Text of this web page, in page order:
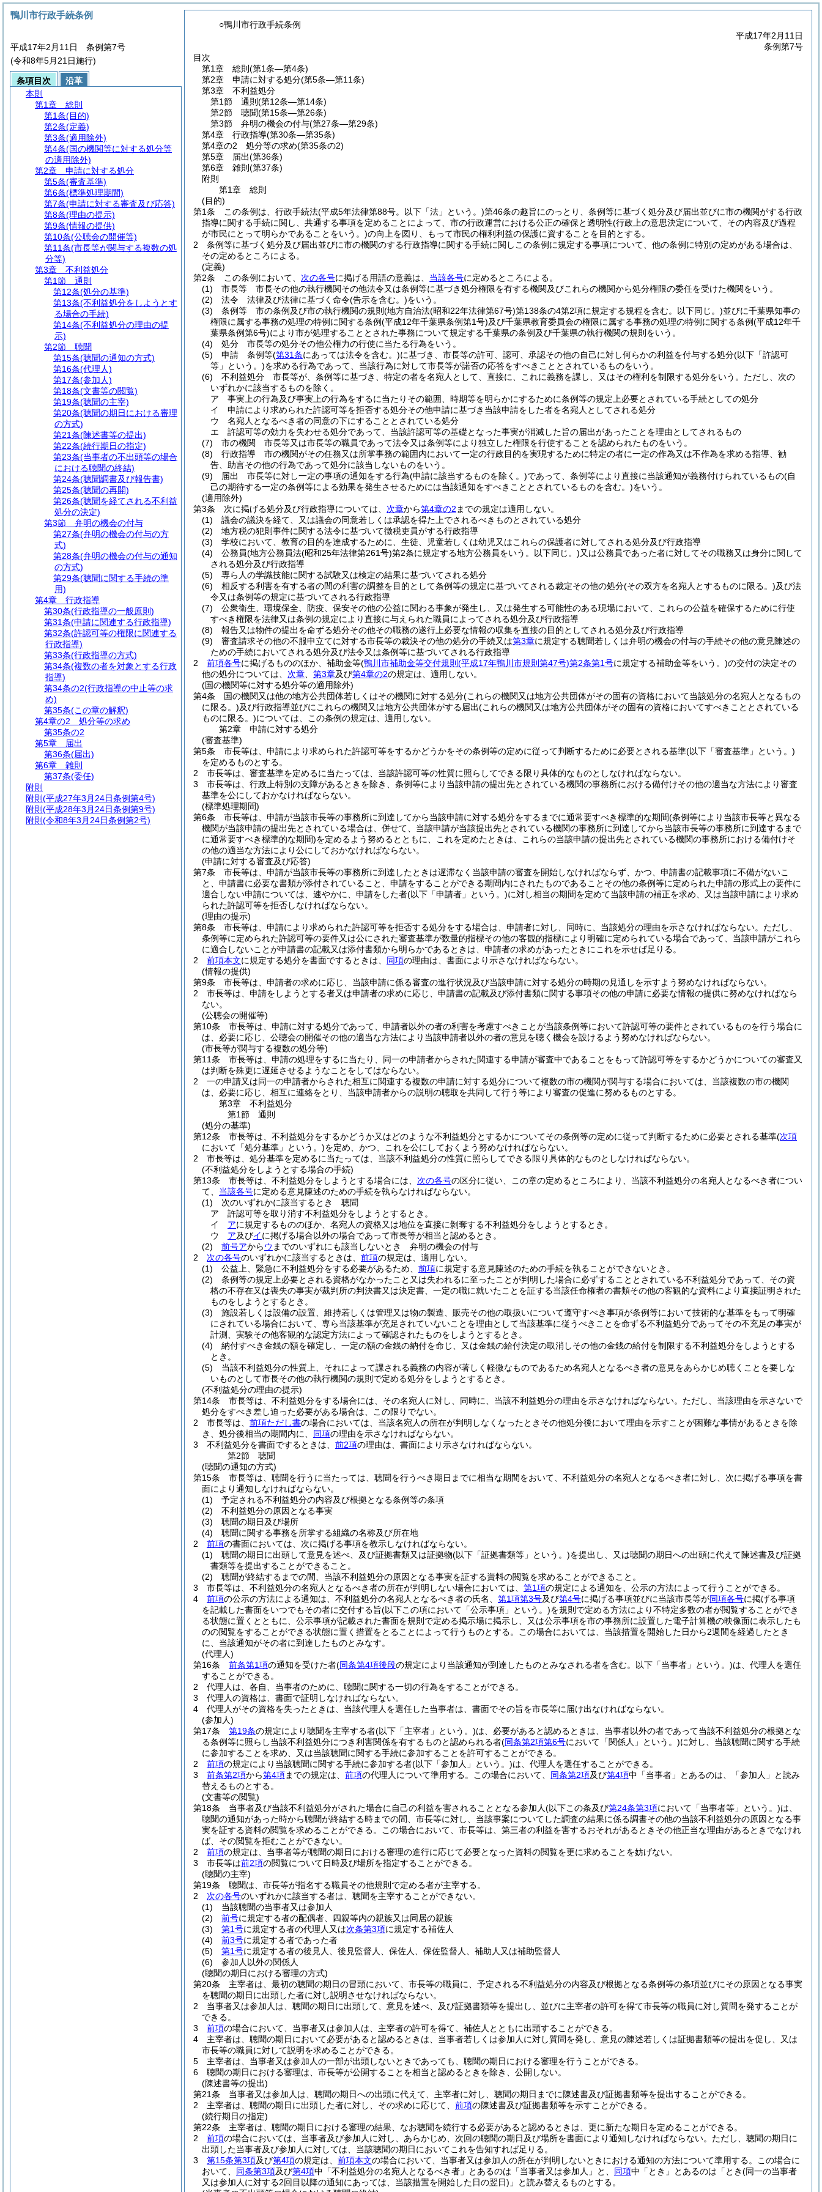
○鴨川市行政手続条例
平成17年2月11日
条例第7号
目次
第1章
総則 (第1条―第4条)
第2章
申請に対する処分(第5条―第11条)
第3章
不利益処分
第1節
通則 (第12条―第14条)
第2節
聴聞(第15条―第26条)
第3節
弁明の機会の付与(第27条―第29条)
第4章
行政指導(第30条―第35条)
第4章の2
処分等の求め(第35条の2)
第5章
届出(第36条)
第6章
雑則 (第37条)
附則
第1章
総則
(目的)
第1条
この条例は、行政手続法(平成5年法律第88号。以下「法」という。)第46条の趣旨にのっとり、条例等に基づく処分及び届出並びに市の機関がする行政
指導に関する手続に関し、共通する事項を定めることによって、市の行政運営における公正の確保と透明性(行政上の意思決定について、その内容及び過程
が市民にとって明らかであることをいう。)の向上を図り、もって市民の権利利益の保護に資することを目的とする。
2
条例等に基づく処分及び届出並びに市の機関のする行政指導に関する手続に関しこの条例に規定する事項について、他の条例に特別の定めがある場合は、
その定めるところによる。
(定義)
第2条
この条例において、 次の各号に掲げる用語の意義は、 当該各号に定めるところによる。
(1)
市長等 市長その他の執行機関その他法令又は条例等に基づき処分権限を有する機関及びこれらの機関から処分権限の委任を受けた機関をいう。
(2)
法令 法律及び法律に基づく命令(告示を含む。)をいう。
(3)
条例等 市の条例及び市の執行機関の規則 (地方自治法(昭和22年法律第67号)第138条の4第2項に規定する規程を含む。以下同じ。)並びに千葉県知事の
権限に属する事務の処理の特例に関する条例(平成12年千葉県条例第1号)及び千葉県教育委員会の権限に属する事務の処理の特例に関する条例(平成12年千
葉県条例第6号)により市が処理することとされた事務について規定する千葉県の条例及び千葉県の執行機関の規則をいう。
(4)
処分 市長等の処分その他公権力の行使に当たる行為をいう。
(5)
申請 条例等(第31条にあっては法令を含む。)に基づき、市長等の許可、認可、承認その他の自己に対し何らかの利益を付与する処分(以下「許認可
等」という。)を求める行為であって、当該行為に対して市長等が諾否の応答をすべきこととされているものをいう。
(6)
不利益処分 市長等が、条例等に基づき、特定の者を名宛人として、直接に、これに義務を課し、又はその権利を制限する処分をいう。 ただし、次の
いずれかに該当するものを除く。
ア
事実上の行為及び事実上の行為をするに当たりその範囲、時期等を明らかにするために条例等の規定上必要とされている手続としての処分
イ
申請により求められた許認可等を拒否する処分その他申請に基づき当該申請をした者を名宛人としてされる処分
ウ
名宛人となるべき者の同意の下にすることとされている処分
エ
許認可等の効力を失わせる処分であって、当該許認可等の基礎となった事実が消滅した旨の届出があったことを理由としてされるもの
(7)
市の機関 市長等又は市長等の職員であって法令又は条例等により独立した権限を行使することを認められたものをいう。
(8)
行政指導 市の機関がその任務又は所掌事務の範囲内において一定の行政目的を実現するために特定の者に一定の作為又は不作為を求める指導、勧
告、助言その他の行為であって処分に該当しないものをいう。
(9)
届出 市長等に対し一定の事項の通知をする行為(申請に該当するものを除く。)であって、条例等により直接に当該通知が義務付けられているもの(自
己の期待する一定の条例等による効果を発生させるためには当該通知をすべきこととされているものを含む。)をいう。
(適用除外)
第3条
次に掲げる処分及び行政指導については、 次章から第4章の2 までの規定は適用しない。
(1)
議会の議決を経て、又は議会の同意若しくは承認を得た上でされるべきものとされている処分
(2)
地方税の犯則事件に関する法令に基づいて徴税吏員がする行政指導
(3)
学校において、教育の目的を達成するために、生徒、児童若しくは幼児又はこれらの保護者に対してされる処分及び行政指導
(4)
公務員(地方公務員法(昭和25年法律第261号)第2条に規定する地方公務員をいう。以下同じ。)又は公務員であった者に対してその職務又は身分に関して
される処分及び行政指導
(5)
専ら人の学識技能に関する試験又は検定の結果に基づいてされる処分
(6)
相反する利害を有する者の間の利害の調整を目的として条例等の規定に基づいてされる裁定その他の処分(その双方を名宛人とするものに限る。)及び法
令又は条例等の規定に基づいてされる行政指導
(7)
公衆衛生、環境保全、防疫、保安その他の公益に関わる事象が発生し、又は発生する可能性のある現場において、これらの公益を確保するために行使
すべき権限を法律又は条例の規定により直接に与えられた職員によってされる処分及び行政指導
(8)
報告又は物件の提出を命ずる処分その他その職務の遂行上必要な情報の収集を直接の目的としてされる処分及び行政指導
(9)
審査請求その他の不服申立てに対する市長等の裁決その他の処分の手続又は第3章に規定する聴聞若しくは弁明の機会の付与の手続その他の意見陳述の
ための手続においてされる処分及び法令又は条例等に基づいてされる行政指導
2
前項各号に掲げるもののほか、補助金等(鴨川市補助金等交付規則 (平成17年鴨川市規則第47号)第2条第1号に規定する補助金等をいう。)の交付の決定その
他の処分については、 次章 第3章及び第4章の2の規定は、適用しない。
(国の機関等に対する処分等の適用除外)
第4条
国の機関又は他の地方公共団体若しくはその機関に対する処分(これらの機関又は地方公共団体がその固有の資格において当該処分の名宛人となるもの
に限る。)及び行政指導並びにこれらの機関又は地方公共団体がする届出(これらの機関又は地方公共団体がその固有の資格においてすべきこととされている
ものに限る。)については、この条例の規定は、適用しない。
第2章
申請に対する処分
(審査基準)
第5条
市長等は、申請により求められた許認可等をするかどうかをその条例等の定めに従って判断するために必要とされる基準(以下「審査基準」という。)
を定めるものとする。
2
市長等は、審査基準を定めるに当たっては、当該許認可等の性質に照らしてできる限り具体的なものとしなければならない。
3
市長等は、行政上特別の支障があるときを除き、条例等により当該申請の提出先とされている機関の事務所における備付けその他の適当な方法により審査
基準を公にしておかなければならない。
(標準処理期間)
第6条
市長等は、申請が当該市長等の事務所に到達してから当該申請に対する処分をするまでに通常要すべき標準的な期間(条例等により当該市長等と異なる
機関が当該申請の提出先とされている場合は、併せて、当該申請が当該提出先とされている機関の事務所に到達してから当該市長等の事務所に到達するまで
に通常要すべき標準的な期間)を定めるよう努めるとともに、これを定めたときは、これらの当該申請の提出先とされている機関の事務所における備付けそ
の他の適当な方法により公にしておかなければならない。
(申請に対する審査及び応答)
第7条
市長等は、申請が当該市長等の事務所に到達したときは遅滞なく当該申請の審査を開始しなければならず、かつ、申請書の記載事項に不備がないこ
と、申請書に必要な書類が添付されていること、申請をすることができる期間内にされたものであることその他の条例等に定められた申請の形式上の要件に
適合しない申請については、速やかに、申請をした者(以下「申請者」という。)に対し相当の期間を定めて当該申請の補正を求め、又は当該申請により求め
られた許認可等を拒否しなければならない。
(理由の提示)
第8条
市長等は、申請により求められた許認可等を拒否する処分をする場合は、申請者に対し、同時に、当該処分の理由を示さなければならない。 ただし、
条例等に定められた許認可等の要件又は公にされた審査基準が数量的指標その他の客観的指標により明確に定められている場合であって、当該申請がこれら
に適合しないことが申請書の記載又は添付書類から明らかであるときは、申請者の求めがあったときにこれを示せば足りる。
2
前項本文に規定する処分を書面でするときは、 同項の理由は、書面により示さなければならない。
(情報の提供)
第9条
市長等は、申請者の求めに応じ、当該申請に係る審査の進行状況及び当該申請に対する処分の時期の見通しを示すよう努めなければならない。
2
市長等は、申請をしようとする者又は申請者の求めに応じ、申請書の記載及び添付書類に関する事項その他の申請に必要な情報の提供に努めなければなら
ない。
(公聴会の開催等)
第10条
市長等は、申請に対する処分であって、申請者以外の者の利害を考慮すべきことが当該条例等において許認可等の要件とされているものを行う場合に
は、必要に応じ、公聴会の開催その他の適当な方法により当該申請者以外の者の意見を聴く機会を設けるよう努めなければならない。
(市長等が関与する複数の処分等)
第11条
市長等は、申請の処理をするに当たり、同一の申請者からされた関連する申請が審査中であることをもって許認可等をするかどうかについての審査又
は判断を殊更に遅延させるようなことをしてはならない。
2
一の申請又は同一の申請者からされた相互に関連する複数の申請に対する処分について複数の市の機関が関与する場合においては、当該複数の市の機関
は、必要に応じ、相互に連絡をとり、当該申請者からの説明の聴取を共同して行う等により審査の促進に努めるものとする。
第3章
不利益処分
第1節
通則
(処分の基準)
第12条
市長等は、不利益処分をするかどうか又はどのような不利益処分とするかについてその条例等の定めに従って判断するために必要とされる基準(次項
において「処分基準」という。)を定め、かつ、これを公にしておくよう努めなければならない。
2
市長等は、処分基準を定めるに当たっては、当該不利益処分の性質に照らしてできる限り具体的なものとしなければならない。
(不利益処分をしようとする場合の手続)
第13条
市長等は、不利益処分をしようとする場合には、 次の各号の区分に従い、この章の定めるところにより、当該不利益処分の名宛人となるべき者につい
て、 当該各号に定める意見陳述のための手続を執らなければならない。
(1)
次のいずれかに該当するとき 聴聞
ア
許認可等を取り消す不利益処分をしようとするとき。
イ
アに規定するもののほか、名宛人の資格又は地位を直接に剝奪する不利益処分をしようとするとき。
ウ
ア及びイに掲げる場合以外の場合であって市長等が相当と認めるとき。
(2)
前号アからウ までのいずれにも該当しないとき 弁明の機会の付与
2
次の各号のいずれかに該当するときは、 前項の規定は、適用しない。
(1)
公益上、緊急に不利益処分をする必要があるため、 前項に規定する意見陳述のための手続を執ることができないとき。
(2)
条例等の規定上必要とされる資格がなかったこと又は失われるに至ったことが判明した場合に必ずすることとされている不利益処分であって、その資
格の不存在又は喪失の事実が裁判所の判決書又は決定書、一定の職に就いたことを証する当該任命権者の書類その他の客観的な資料により直接証明された
ものをしようとするとき。
(3)
施設若しくは設備の設置、維持若しくは管理又は物の製造、販売その他の取扱いについて遵守すべき事項が条例等において技術的な基準をもって明確
にされている場合において、専ら当該基準が充足されていないことを理由として当該基準に従うべきことを命ずる不利益処分であってその不充足の事実が
計測、実験その他客観的な認定方法によって確認されたものをしようとするとき。
(4)
納付すべき金銭の額を確定し、一定の額の金銭の納付を命じ、又は金銭の給付決定の取消しその他の金銭の給付を制限する不利益処分をしようとする
とき。
(5)
当該不利益処分の性質上、それによって課される義務の内容が著しく軽微なものであるため名宛人となるべき者の意見をあらかじめ聴くことを要しな
いものとして市長その他の執行機関の規則で定める処分をしようとするとき。
(不利益処分の理由の提示)
第14条
市長等は、不利益処分をする場合には、その名宛人に対し、同時に、当該不利益処分の理由を示さなければならない。 ただし、当該理由を示さないで
処分をすべき差し迫った必要がある場合は、この限りでない。
2
市長等は、 前項ただし書の場合においては、当該名宛人の所在が判明しなくなったときその他処分後において理由を示すことが困難な事情があるときを除
き、処分後相当の期間内に、 同項の理由を示さなければならない。
3
不利益処分を書面でするときは、 前2項の理由は、書面により示さなければならない。
第2節
聴聞
(聴聞の通知の方式)
第15条
市長等は、聴聞を行うに当たっては、聴聞を行うべき期日までに相当な期間をおいて、不利益処分の名宛人となるべき者に対し、次に掲げる事項を書
面により通知しなければならない。
(1)
予定される不利益処分の内容及び根拠となる条例等の条項
(2)
不利益処分の原因となる事実
(3)
聴聞の期日及び場所
(4)
聴聞に関する事務を所掌する組織の名称及び所在地
2
前項の書面においては、次に掲げる事項を教示しなければならない。
(1)
聴聞の期日に出頭して意見を述べ、及び証拠書類又は証拠物(以下「証拠書類等」という。)を提出し、又は聴聞の期日への出頭に代えて陳述書及び証拠
書類等を提出することができること。
(2)
聴聞が終結するまでの間、当該不利益処分の原因となる事実を証する資料の閲覧を求めることができること。
3
市長等は、不利益処分の名宛人となるべき者の所在が判明しない場合においては、 第1項の規定による通知を、公示の方法によって行うことができる。
4
前項の公示の方法による通知は、不利益処分の名宛人となるべき者の氏名、 第1項第3号及び第4号に掲げる事項並びに当該市長等が同項各号に掲げる事項
を記載した書面をいつでもその者に交付する旨(以下この項において「公示事項」という。)を規則で定める方法により不特定多数の者が閲覧することができ
る状態に置くとともに、公示事項が記載された書面を規則で定める掲示場に掲示し、又は公示事項を市の事務所に設置した電子計算機の映像面に表示したも
のの閲覧をすることができる状態に置く措置をとることによって行うものとする。
この場合においては、当該措置を開始した日から2週間を経過したとき
に、当該通知がその者に到達したものとみなす。
(代理人)
第16条
前条第1項の通知を受けた者(同条第4項後段の規定により当該通知が到達したものとみなされる者を含む。以下「当事者」という。)は、代理人を選任
することができる。
2
代理人は、各自、当事者のために、聴聞に関する一切の行為をすることができる。
3
代理人の資格は、書面で証明しなければならない。
4
代理人がその資格を失ったときは、当該代理人を選任した当事者は、書面でその旨を市長等に届け出なければならない。
(参加人)
第17条
第19条の規定により聴聞を主宰する者(以下「主宰者」という。)は、必要があると認めるときは、当事者以外の者であって当該不利益処分の根拠とな
る条例等に照らし当該不利益処分につき利害関係を有するものと認められる者(同条第2項第6号において「関係人」という。)に対し、当該聴聞に関する手続
に参加することを求め、又は当該聴聞に関する手続に参加することを許可することができる。
2
前項の規定により当該聴聞に関する手続に参加する者(以下「参加人」という。)は、代理人を選任することができる。
3
前条第2項から第4項までの規定は、 前項の代理人について準用する。 この場合において、 同条第2項及び第4項中「当事者」とあるのは、「参加人」と読み
替えるものとする。
(文書等の閲覧)
第18条
当事者及び当該不利益処分がされた場合に自己の利益を害されることとなる参加人(以下この条及び第24条第3項において「当事者等」という。)は、
聴聞の通知があった時から聴聞が終結する時までの間、市長等に対し、当該事案についてした調査の結果に係る調書その他の当該不利益処分の原因となる事
実を証する資料の閲覧を求めることができる。
この場合において、市長等は、第三者の利益を害するおそれがあるときその他正当な理由があるときでなけれ
ば、その閲覧を拒むことができない。
2
前項の規定は、当事者等が聴聞の期日における審理の進行に応じて必要となった資料の閲覧を更に求めることを妨げない。
3
市長等は前2項の閲覧について日時及び場所を指定することができる。
(聴聞の主宰)
第19条
聴聞は、市長等が指名する職員その他規則で定める者が主宰する。
2
次の各号のいずれかに該当する者は、聴聞を主宰することができない。
(1)
当該聴聞の当事者又は参加人
(2)
前号に規定する者の配偶者、四親等内の親族又は同居の親族
(3)
第1号に規定する者の代理人又は次条第3項に規定する補佐人
(4)
前3号に規定する者であった者
(5)
第1号に規定する者の後見人、後見監督人、保佐人、保佐監督人、補助人又は補助監督人
(6)
参加人以外の関係人
(聴聞の期日における審理の方式)
第20条
主宰者は、最初の聴聞の期日の冒頭において、市長等の職員に、予定される不利益処分の内容及び根拠となる条例等の条項並びにその原因となる事実
を聴聞の期日に出頭した者に対し説明させなければならない。
2
当事者又は参加人は、聴聞の期日に出頭して、意見を述べ、及び証拠書類等を提出し、並びに主宰者の許可を得て市長等の職員に対し質問を発することが
できる。
3
前項の場合において、当事者又は参加人は、主宰者の許可を得て、補佐人とともに出頭することができる。
4
主宰者は、聴聞の期日において必要があると認めるときは、当事者若しくは参加人に対し質問を発し、意見の陳述若しくは証拠書類等の提出を促し、又は
市長等の職員に対して説明を求めることができる。
5
主宰者は、当事者又は参加人の一部が出頭しないときであっても、聴聞の期日における審理を行うことができる。
6
聴聞の期日における審理は、市長等が公開することを相当と認めるときを除き、公開しない。
(陳述書等の提出)
第21条
当事者又は参加人は、聴聞の期日への出頭に代えて、主宰者に対し、聴聞の期日までに陳述書及び証拠書類等を提出することができる。
2
主宰者は、聴聞の期日に出頭した者に対し、その求めに応じて、 前項の陳述書及び証拠書類等を示すことができる。
(続行期日の指定)
第22条
主宰者は、聴聞の期日における審理の結果、なお聴聞を続行する必要があると認めるときは、更に新たな期日を定めることができる。
2
前項の場合においては、当事者及び参加人に対し、あらかじめ、次回の聴聞の期日及び場所を書面により通知しなければならない。 ただし、聴聞の期日に
出頭した当事者及び参加人に対しては、当該聴聞の期日においてこれを告知すれば足りる。
3
第15条第3項及び第4項の規定は、 前項本文の場合において、当事者又は参加人の所在が判明しないときにおける通知の方法について準用する。
この場合に
おいて、 同条第3項及び第4項中「不利益処分の名宛人となるべき者」とあるのは「当事者又は参加人」と、 同項中「とき」とあるのは「とき(同一の当事者
又は参加人に対する2回目以降の通知にあっては、当該措置を開始した日の翌日) 」と読み替えるものとする。
鴨川市行政手続条例
平成17年2月11日 条例第7号
(令和8年5月21日施行)
条項目次
沿革
本則
第1章
総則
第1条(目的)
第2条(定義)
第3条(適用除外)
第4条(国の機関等に対する処分等
の適用除外)
第2章
申請に対する処分
第5条(審査基準)
第6条(標準処理期間)
第7条(申請に対する審査及び応答)
第8条(理由の提示)
第9条(情報の提供)
第10条(公聴会の開催等)
第11条(市長等が関与する複数の処
分等)
第3章
不利益処分
第1節
通則
第12条(処分の基準)
第13条(不利益処分をしようとす
る場合の手続)
第14条(不利益処分の理由の提
示)
第2節
聴聞
第15条(聴聞の通知の方式)
第16条(代理人)
第17条(参加人)
第18条(文書等の閲覧)
第19条(聴聞の主宰)
第20条(聴聞の期日における審理
の方式)
第21条(陳述書等の提出)
第22条(続行期日の指定)
第23条(当事者の不出頭等の場合
における聴聞の終結)
第24条(聴聞調書及び報告書)
第25条(聴聞の再開)
第26条(聴聞を経てされる不利益
処分の決定)
第3節
弁明の機会の付与
第27条(弁明の機会の付与の方
式)
第28条(弁明の機会の付与の通知
の方式)
第29条(聴聞に関する手続の準
用)
第4章
行政指導
第30条(行政指導の一般原則)
第31条(申請に関連する行政指導)
第32条(許認可等の権限に関連する
行政指導)
第33条(行政指導の方式)
第34条(複数の者を対象とする行政
指導)
第34条の2(行政指導の中止等の求
め)
第35条(この章の解釈)
第4章の2
処分等の求め
第35条の2
第5章
届出
第36条(届出)
第6章
雑則
第37条(委任)
附則
附則 (平成27年3月24日条例第4号)
附則 (平成28年3月24日条例第9号)
附則 (令和8年3月24日条例第2号)